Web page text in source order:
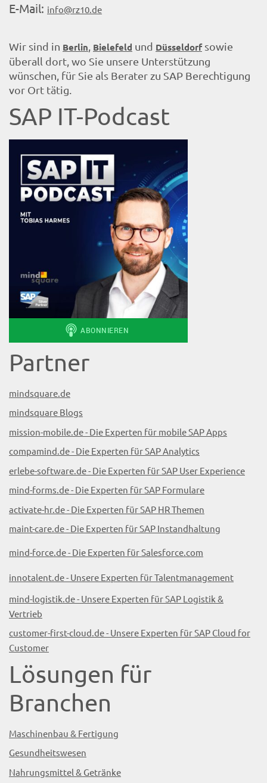
E-Mail: info@rz10.de
Wir sind in Berlin, Bielefeld und Düsseldorfsowie
überall dort, wo Sie unsere Unterstützung
wünschen, für Sie als Berater zu SAP Berechtigung
vor Ort tätig.
SAP IT-Podcast
Partner
mindsquare.de
mindsquare Blogs
mission-mobile.de - Die Experten für mobile SAP Apps
compamind.de - Die Experten für SAP Analytics
erlebe-software.de - Die Experten für SAP User Experience
mind-forms.de - Die Experten für SAP Formulare
activate-hr.de - Die Experten für SAP HR Themen
maint-care.de - Die Experten für SAP Instandhaltung
mind-force.de - Die Experten für Salesforce.com
innotalent.de - Unsere Experten für Talentmanagement
mind-logistik.de - Unsere Experten für SAP Logistik &
Vertrieb
customer-first-cloud.de - Unsere Experten für SAP Cloud for
Customer
Lösungen für
Branchen
Maschinenbau & Fertigung
Gesundheitswesen
Nahrungsmittel & Getränke